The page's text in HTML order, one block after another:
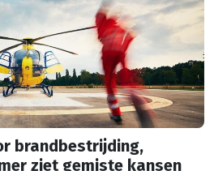
brandbestrijding,
ziet gemiste kansen